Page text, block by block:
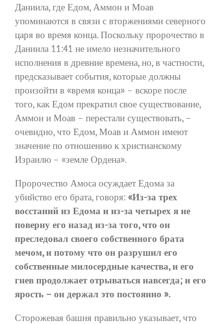
Даниила, где Едом, Аммон и Моав
упоминаются в связи с вторжениями северного
царя во время конца. Поскольку пророчество в
Даниила 11:41 не имело незначительного
исполнения в древние времена, но, в частности,
предсказывает события, которые должны
произойти в «время конца» – вскоре после
того, как Едом прекратил свое существование,
Аммон и Моав – перестали существовать, –
очевидно, что Едом, Моав и Аммон имеют
значение по отношению к христианскому
Израилю – «земле Ордена».
Пророчество Амоса осуждает Едома за
убийство его брата, говоря: «Из-за трех
восстаний из Едома и из-за четырех я не
поверну его назад из-за того, что он
преследовал своего собственного брата
мечом, и потому что он разрушил его
собственные милосердные качества, и его
гнев продолжает отрываться навсегда; и его
ярость – он держал это постоянно ».
Сторожевая башня правильно указывает, что